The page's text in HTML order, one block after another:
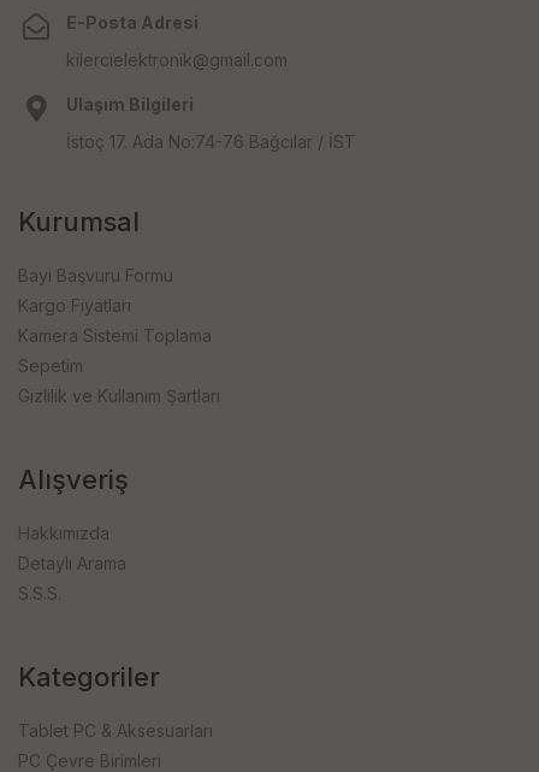
E-Posta Adresi
kilercielektronik@gmail.com
Ulaşım Bilgileri
İstoç 17. Ada No:74-76 Bağcılar / İST
Kurumsal
Bayi Başvuru Formu
Kargo Fiyatları
Kamera Sistemi Toplama
Sepetim
Gizlilik ve Kullanım Şartları
Alışveriş
Hakkımızda
Detaylı Arama
S.S.S.
Kategoriler
Tablet PC & Aksesuarları
PC Çevre Birimleri